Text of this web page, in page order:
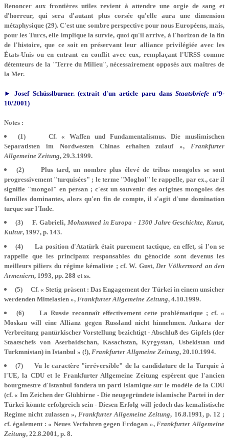
Renoncer aux frontières utiles revient à attendre une orgie de sang et
d'horreur, qui sera d'autant plus corsée qu'elle aura une dimension
métaphysique (29). C'est une sombre perspective pour nous Européens, mais,
pour les Turcs, elle implique la survie, quoi qu'il arrive, à l'horizon de la fin
de l'histoire, que ce soit en préservant leur alliance privilégiée avec les
États-Unis ou en entrant en conflit avec eux, remplaçant l'URSS comme
détenteurs de la "Terre du Milieu", nécessairement opposés aux maîtres de
la Mer.
► Josef Schüsslburner.(extrait d'un article paru dansStaatsbriefe n°9-
10/2001)
Notes :
(1) Cf. « Waffen und Fundamentalismus. Die muslimischen
Separatisten im Nordwesten Chinas erhalten zulauf »,Frankfurter
Allgemeine Zeitung, 29.3.1999.
(2) Plus tard, un nombre plus élevé de tribus mongoles se sont
progressivement "turquisées" ; le terme "Moghol" le rappelle, par ex., car il
signifie "mongol" en persan ; c'est un souvenir des origines mongoles des
familles dominantes, alors qu'en fin de compte, il s'agit d'une domination
turque sur l'Inde.
(3) F. Gabrieli, Mohammed in Europa - 1300 Jahre Geschichte, Kunst,
Kultur, 1997, p. 143.
(4) La position d'Atatürk était purement tactique, en effet, si l'on se
rappelle que les principaux responsables du génocide sont devenus les
meilleurs piliers du régime kémaliste ; cf. W. Gust, Der Völkermord an den
Armeniern, 1993, pp. 288 et ss.
(5) Cf. « Stetig präsent : Das Engagement der Türkei in einem unsicher
werdenden Mittelasien », Frankfurter Allgemeine Zeitung, 4.10.1999.
(6) La Russie reconnaît effectivement cette problématique ; cf. «
Moskau will eine Allianz gegen Russland nicht hinnehmen. Ankara der
Verbreitung pantürkischer Vorstellung bezichtigt - Abschluß des Gipfels (der
Staatschefs von Aserbaidschan, Kasachstan, Kyrgystan, Usbekistan und
Turkmnistan) in Istanbul » (!), Frankfurter Allgmeine Zeitung, 20.10.1994.
(7) Vu le caractère "irréversible" de la candidature de la Turquie à
l'UE, la CDU et le Frankfurter Allgemeine Zeitung espèrent que l'ancien
bourgmestre d'Istanbul fondera un parti islamique sur le modèle de la CDU
(cf. « Im Zeichen der Glühbirne - Die neugegründete islamische Partei in der
Türkei könnte erfolgreich sein - Diesen Erfolg will jedoch das kemalistische
Regime nicht zulassen », Frankfurter Allgemeine Zeitung, 16.8.1991, p. 12 ;
cf. également : « Neues Verfahren gegen Erdogan », Frankfurter Allgemeine
Zeitung, 22.8.2001, p. 8.